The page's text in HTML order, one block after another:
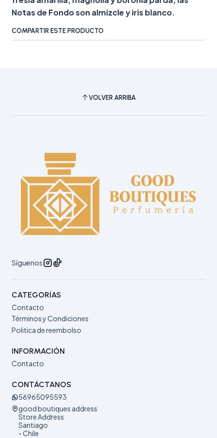
Notas de Fondo son almizcle y iris blanco.
COMPARTIR ESTE PRODUCTO
VOLVER ARRIBA
Síguenos
CATEGORÍAS
Contacto
Términos y Condiciones
Politica de reembolso
INFORMACIÓN
Contacto
CONTÁCTANOS
56965095593
good boutiques address
Store Address
Santiago
- Chile